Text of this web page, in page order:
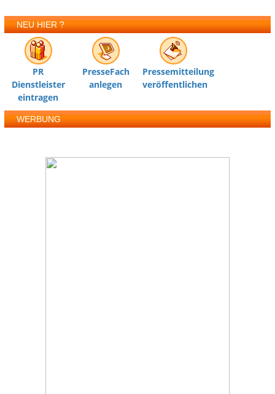
NEU HIER ?
PR
Dienstleister
eintragen
PresseFach
anlegen
Pressemitteilung
veröffentlichen
WERBUNG